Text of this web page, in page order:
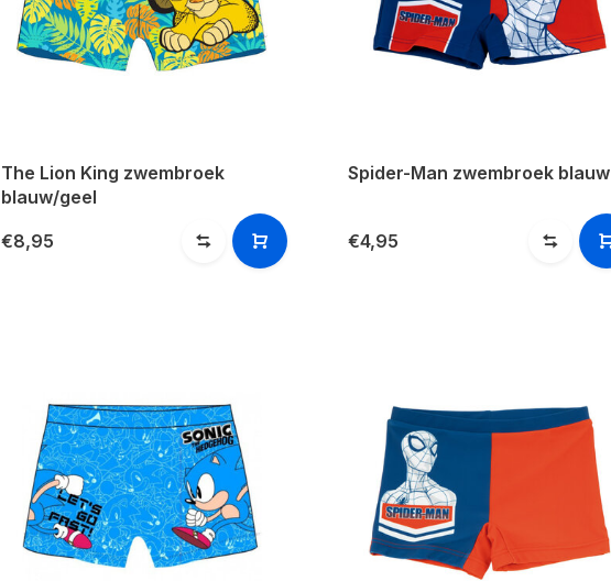
The Lion King zwembroek
blauw/geel
€8,95
Spider-Man zwembroek blauw
€4,95